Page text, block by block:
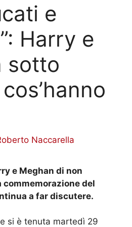
e
Harry e
sotto
Naccarella
e Meghan di non
commemorazione del
a far discutere.
si è tenuta martedì 29